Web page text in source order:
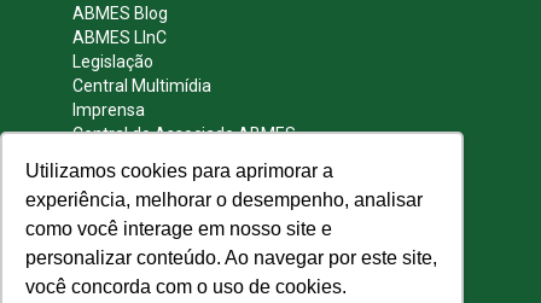
Utilizamos cookies para aprimorar a
experiência, melhorar o desempenho, analisar
como você interage em nosso site e
personalizar conteúdo. Ao navegar por este site,
você concorda com o uso de cookies.
ABMES Blog
ABMES LInC
Legislação
Central Multimídia
Imprensa
Central do Associado ABMES
REDES SOCIAIS